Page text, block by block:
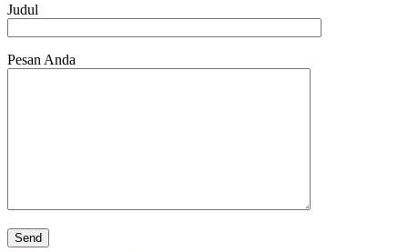
Judul
Pesan Anda